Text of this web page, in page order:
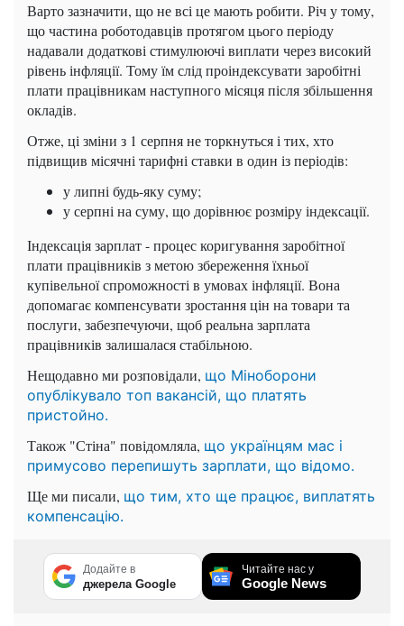
Варто зазначити, що не всі це мають робити. Річ у тому,
що частина роботодавців протягом цього періоду
надавали додаткові стимулюючі виплати через високий
рівень інфляції. Тому їм слід проіндексувати заробітні
плати працівникам наступного місяця після збільшення
окладів.
Отже, ці зміни з 1 серпня не торкнуться і тих, хто
підвищив місячні тарифні ставки в один із періодів:
у липні будь-яку суму;
у серпні на суму, що дорівнює розміру індексації.
Індексація зарплат - процес коригування заробітної
плати працівників з метою збереження їхньої
купівельної спроможності в умовах інфляції. Вона
допомагає компенсувати зростання цін на товари та
послуги, забезпечуючи, щоб реальна зарплата
працівників залишалася стабільною.
Нещодавно ми розповідали, що Міноборони
опублікувало топ вакансій, що платять
пристойно.
Також "Стіна" повідомляла, що українцям мас і
примусово перепишуть зарплати, що відомо.
Ще ми писали, що тим, хто ще працює, виплатять
компенсацію.
Додайте в
джерела Google
Читайте нас у
Google News